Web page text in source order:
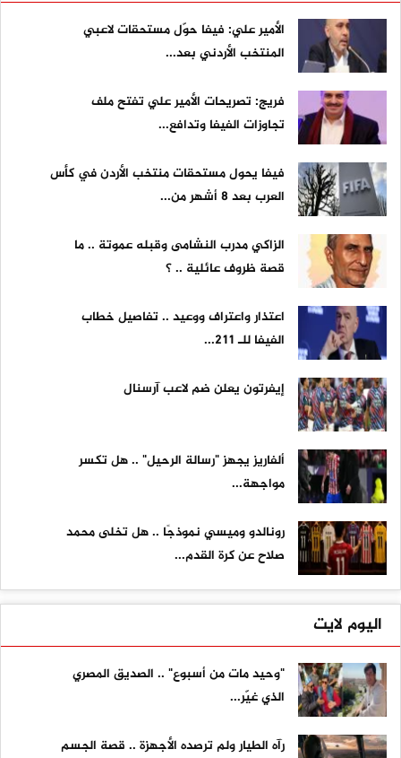
الأمير علي: فيفا حوّل مستحقات لاعبي
المنتخب الأردني بعد...
فريج: تصريحات الأمير علي تفتح ملف
تجاوزات الفيفا وتدافع...
فيفا يحول مستحقات منتخب الأردن في كأس
العرب بعد 8 أشهر من...
الزاكي مدرب النشامى وقبله عموتة .. ما
قصة ظروف عائلية .. ؟
اعتذار واعتراف ووعيد .. تفاصيل خطاب
الفيفا للـ 211...
إيفرتون يعلن ضم لاعب آرسنال
ألفاريز يجهز "رسالة الرحيل" .. هل تكسر
مواجهة...
رونالدو وميسي نموذجًا .. هل تخلى محمد
صلاح عن كرة القدم...
اليوم لايت
"وحيد مات من أسبوع" .. الصديق المصري
الذي غيّر...
رآه الطيار ولم ترصده الأجهزة .. قصة الجسم